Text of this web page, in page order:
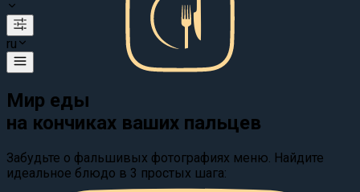
ru
Мир еды
на кончиках ваших пальцев
Забудьте о фальшивых фотографиях меню. Найдите
идеальное блюдо в 3 простых шага: